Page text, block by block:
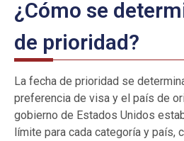
¿Cómo se
de prioridad?
La fecha de prioridad se
preferencia de visa y el país de
gobierno de Estados Unidos
límite para cada categoría y país,